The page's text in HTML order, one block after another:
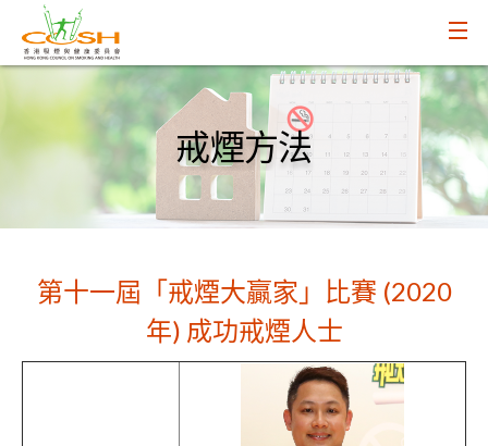
戒煙方法
第十一屆「戒煙大贏家」比賽 (2020
年) 成功戒煙人士